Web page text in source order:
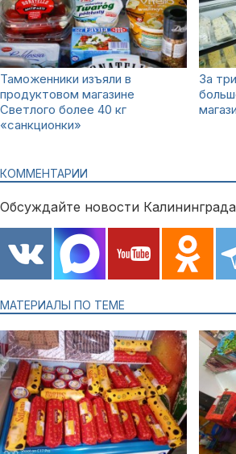
Таможенники изъяли в
продуктовом магазине
Светлого более 40 кг
«санкционки»
За
КОММЕНТАРИИ
Обсуждайте новости
МАТЕРИАЛЫ ПО ТЕМЕ